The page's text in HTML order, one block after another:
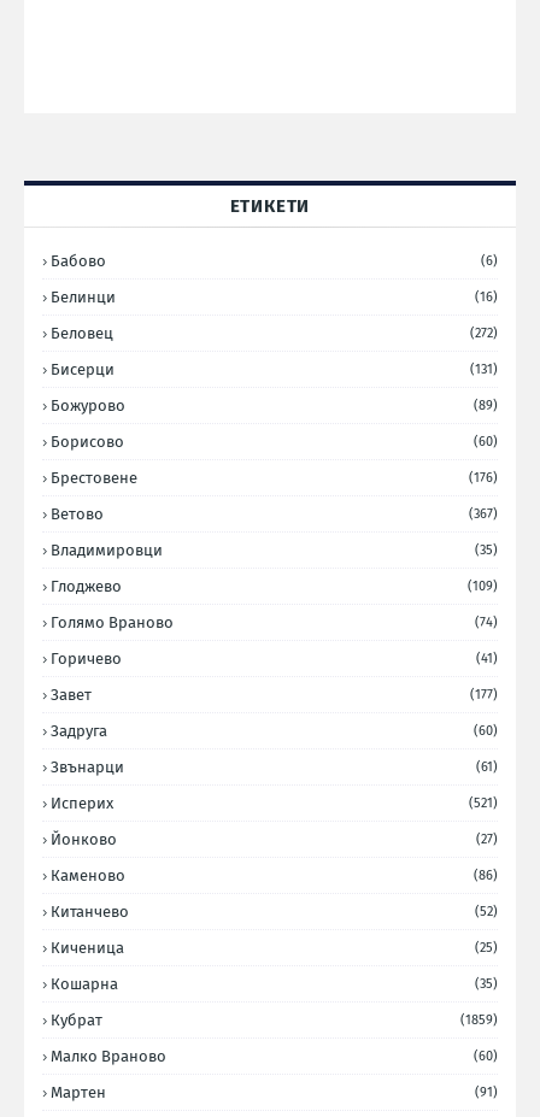
ЕТИКЕТИ
Бабово (6)
Белинци (16)
Беловец (272)
Бисерци (131)
Божурово (89)
Борисово (60)
Брестовене (176)
Ветово (367)
Владимировци (35)
Глоджево (109)
Голямо Враново (74)
Горичево (41)
Завет (177)
Задруга (60)
Звънарци (61)
Исперих (521)
Йонково (27)
Каменово (86)
Китанчево (52)
Киченица (25)
Кошарна (35)
Кубрат (1859)
Малко Враново (60)
Мартен (91)